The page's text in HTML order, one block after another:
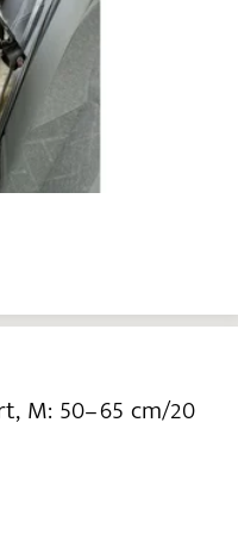
M: 50–65 cm/20